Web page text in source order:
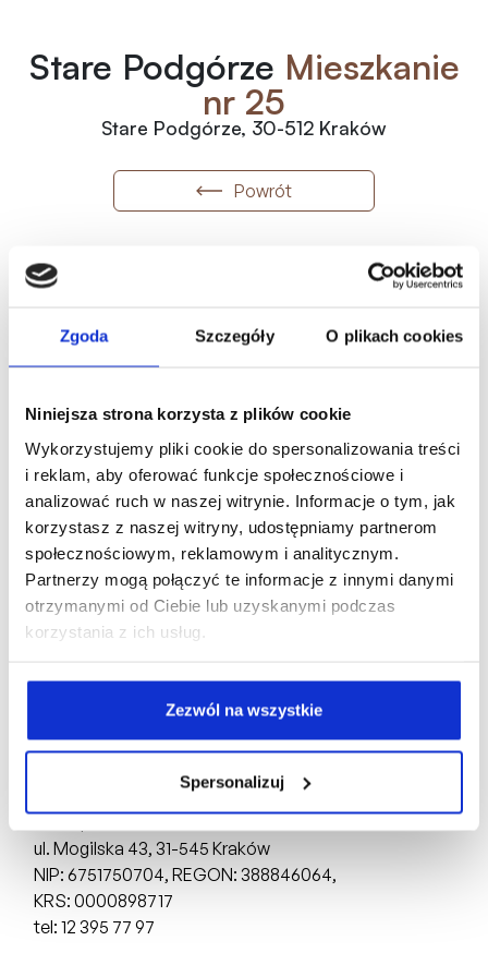
Zgoda Szczegóły O plikach cookies
Niniejsza strona korzysta z plików cookie
Wykorzystujemy pliki cookie do spersonalizowania treści
i reklam, aby oferować funkcje społecznościowe i
analizować ruch w naszej witrynie. Informacje o tym, jak
korzystasz z naszej witryny, udostępniamy partnerom
społecznościowym, reklamowym i analitycznym.
Partnerzy mogą połączyć te informacje z innymi danymi
otrzymanymi od Ciebie lub uzyskanymi podczas
korzystania z ich usług.
Zezwól na wszystkie
Spersonalizuj
Stare Podgórze Mieszkanie
nr 25
Stare Podgórze, 30-512 Kraków
Powrót
Numer Pokoje
1
Metraż
41.24m Wolne 30 200
1 245 448.00zł
Karta mieszkania
31-545 Kraków
tel: +48 510 160 003
Deweloper:
ul. Mogilska 43, 31-545 Kraków
NIP: 6751750704, REGON: 388846064,
KRS: 0000898717
tel: 12 395 77 97